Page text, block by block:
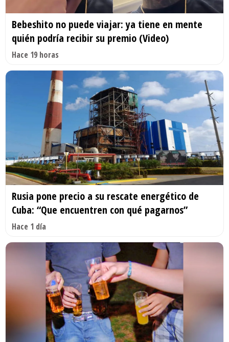
Bebeshito no puede viajar: ya tiene en mente
quién podría recibir su premio (Video)
Hace 19 horas
Rusia pone precio a su rescate energético de
Cuba: “Que encuentren con qué pagarnos”
Hace 1 día